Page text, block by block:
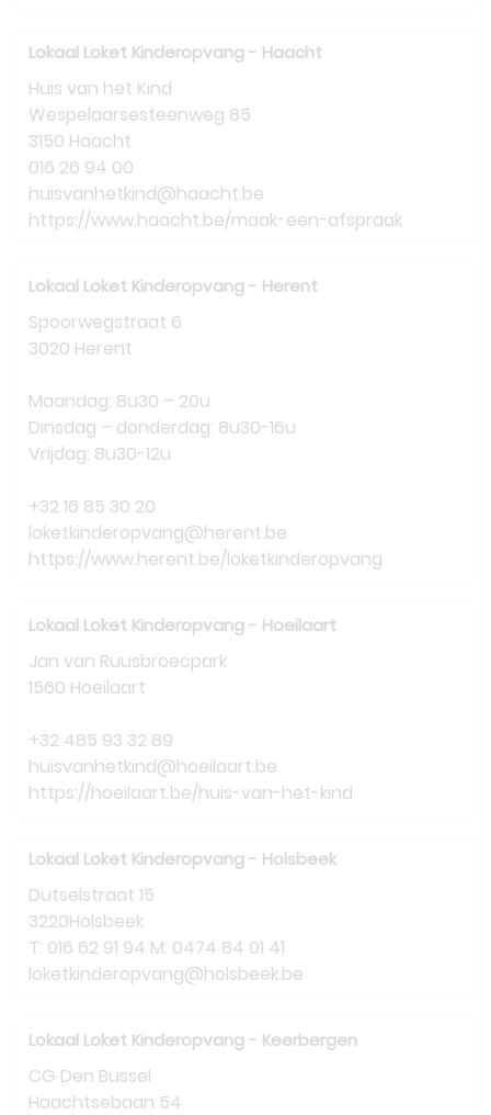
Lokaal Loket Kinderopvang - Haacht
Huis van het Kind
Wespelaarsesteenweg 85
3150 Haacht
016 26 94 00
huisvanhetkind@haacht.be
https://www.haacht.be/maak-een-afspraak
Lokaal Loket Kinderopvang - Herent
Spoorwegstraat 6
3020 Herent
Maandag: 8u30 – 20u
Dinsdag – donderdag: 8u30-16u
Vrijdag: 8u30-12u
+32 16 85 30 20
loketkinderopvang@herent.be
https://www.herent.be/loketkinderopvang
Lokaal Loket Kinderopvang - Hoeilaart
Jan van Ruusbroecpark
1560 Hoeilaart
+32 485 93 32 89
huisvanhetkind@hoeilaart.be
https://hoeilaart.be/huis-van-het-kind
Lokaal Loket Kinderopvang - Holsbeek
Dutselstraat 15
3220Holsbeek
T: 016 62 91 94 M: 0474 84 01 41
loketkinderopvang@holsbeek.be
Lokaal Loket Kinderopvang - Keerbergen
CG Den Bussel
Haachtsebaan 54